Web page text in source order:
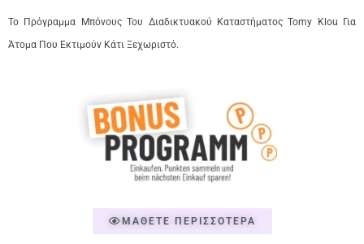
Το Πρόγραμμα Μπόνους Του Διαδικτυακού Καταστήματος Tomy Klou Για
Άτομα Που Εκτιμούν Κάτι Ξεχωριστό.
ΜΑΘΕΤΕ ΠΕΡΙΣΣΟΤΕΡΑ